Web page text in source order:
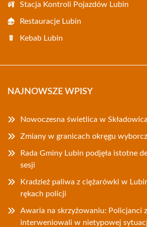
Stacja Kontroli Pojazdów Lubin
Restauracje Lubin
Kebab Lubin
NAJNOWSZE WPISY
Nowoczesna świetlica w
Zmiany w granicach okręgu
Rada Gminy Lubin podjęła istotne
sesji
Kradzież paliwa z ciężarówki w
rękach policji
Awaria na skrzyżowaniu: Policjanci
interweniowali w nietypowej